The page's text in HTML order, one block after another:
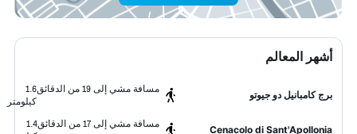
أشهر المعالم
برج كامبانيل دو جيوتو
مسافة مشي إلى 19 من الدقائق
1.6
كيلومتر
Cenacolo di Sant'Apollonia
مسافة مشي إلى 17 من الدقائق
1.4